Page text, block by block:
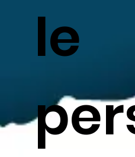
le